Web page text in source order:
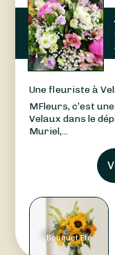
Une fleuriste à
MFleurs, c’est
Velaux dans le
Muriel,...
Bouquet Été